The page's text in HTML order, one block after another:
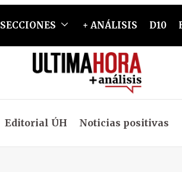
SECCIONES + ANÁLISIS D10
Editorial ÚH Noticias positivas